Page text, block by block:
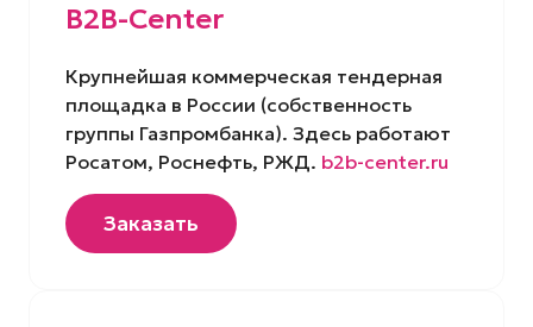
B2B-Center
Крупнейшая коммерческая тендерная
площадка в России (собственность
группы Газпромбанка). Здесь работают
Росатом, Роснефть, РЖД. b2b-center.ru
Заказать